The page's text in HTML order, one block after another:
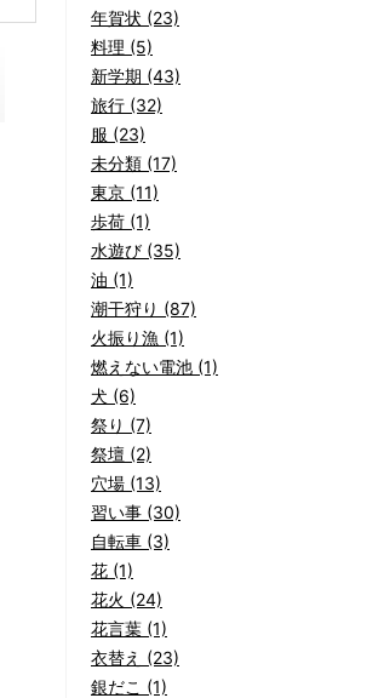
年賀状 (23)
料理 (5)
新学期 (43)
旅行 (32)
服 (23)
未分類 (17)
東京 (11)
歩荷 (1)
水遊び (35)
油 (1)
潮干狩り (87)
火振り漁 (1)
燃えない電池 (1)
犬 (6)
祭り (7)
祭壇 (2)
穴場 (13)
習い事 (30)
自転車 (3)
花 (1)
花火 (24)
花言葉 (1)
衣替え (23)
銀だこ (1)